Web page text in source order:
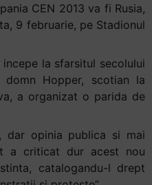
CEN 2013 va fi Rusia,
9 februarie, pe Stadionul
la sfarsitul secolului
domn Hopper, scotian la
a organizat o parida de
dar opinia publica si mai
a criticat dur acest nou
catalogandu-l drept